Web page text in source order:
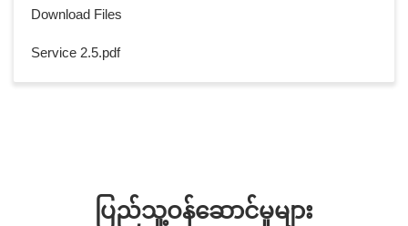
Download Files
Service 2.5.pdf
ပြည်သူ့ဝန်ဆောင်မှုများ